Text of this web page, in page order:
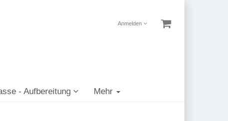
Anmelden
- Aufbereitung Mehr